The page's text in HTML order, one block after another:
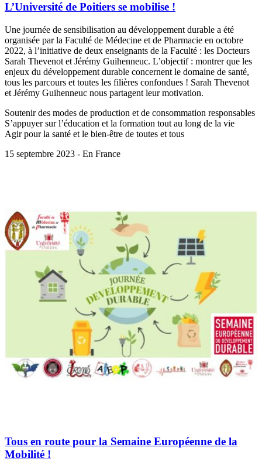
L’Université de Poitiers se mobilise !
Une journée de sensibilisation au développement durable a été
organisée par la Faculté de Médecine et de Pharmacie en octobre
2022, à l’initiative de deux enseignants de la Faculté : les Docteurs
Sarah Thevenot et Jérémy Guihenneuc. L’objectif : montrer que les
enjeux du développement durable concernent le domaine de santé,
tous les parcours et toutes les filières confondues ! Sarah Thevenot
et Jérémy Guihenneuc nous partagent leur motivation.
Soutenir des modes de production et de consommation responsables
S’appuyer sur l’éducation et la formation tout au long de la vie
Agir pour la santé et le bien-être de toutes et tous
15 septembre 2023 - En France
Tous en route pour la Semaine Européenne de la
Mobilité !